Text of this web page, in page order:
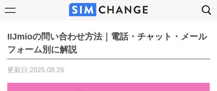
IIJmioの問い合わせ方法｜電話・チャット・メール
フォーム別に解説
更新日:2025.08.26